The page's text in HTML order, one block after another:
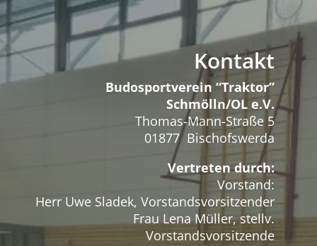
Kontakt
Budosportverein “Traktor”
Schmölln/OL e.V.
Thomas-Mann-Straße 5
01877 Bischofswerda
Vertreten durch:
Vorstand:
Herr Uwe Sladek, Vorstandsvorsitzender
Frau Lena Müller, stellv.
Vorstandsvorsitzende